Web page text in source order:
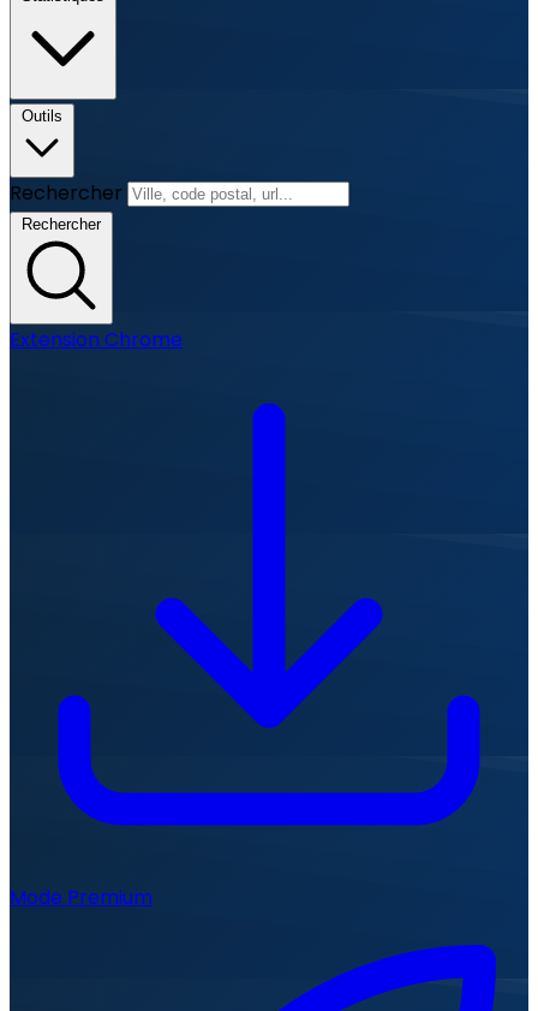
Outils
Rechercher
Rechercher
Extension Chrome
Mode Premium